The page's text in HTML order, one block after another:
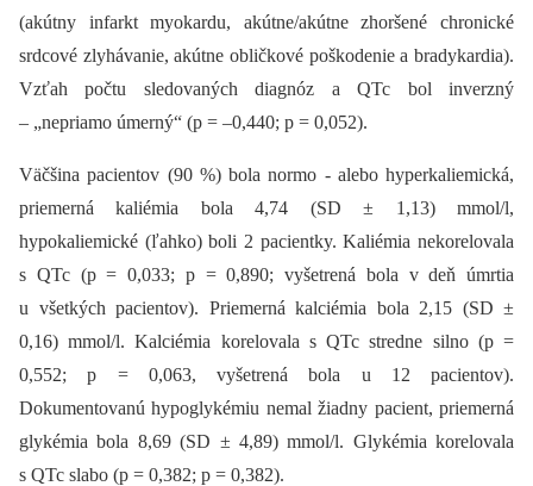
(akútny infarkt myokardu, akútne/akútne zhoršené chronické
srdcové zlyhávanie, akútne obličkové poškodenie a bradykardia).
Vzťah počtu sledovaných diagnóz a QTc bol inverzný
–⁠ „nepriamo úmerný“ (p = –0,440; p = 0,052).
Väčšina pacientov (90 %) bola normo -⁠ alebo hyperkaliemická,
priemerná kaliémia bola 4,74 (SD ± 1,13) mmol/l,
hypokaliemické (ľahko) boli 2 pacientky. Kaliémia nekorelovala
s QTc (p = 0,033; p = 0,890; vyšetrená bola v deň úmrtia
u všetkých pacientov). Priemerná kalciémia bola 2,15 (SD ±
0,16) mmol/l. Kalciémia korelovala s QTc stredne silno (p =
0,552; p = 0,063, vyšetrená bola u 12 pacientov).
Dokumentovanú hypoglykémiu nemal žiadny pacient, priemerná
glykémia bola 8,69 (SD ± 4,89) mmol/l. Glykémia korelovala
s QTc slabo (p = 0,382; p = 0,382).